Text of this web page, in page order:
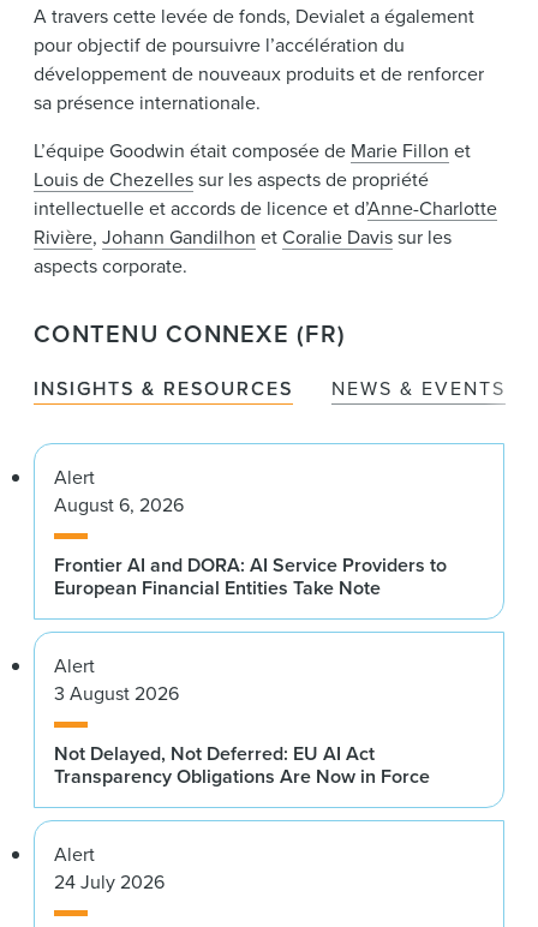
A travers cette levée de fonds, Devialet a également
pour objectif de poursuivre l’accélération du
développement de nouveaux produits et de renforcer
sa présence internationale.
L’équipe Goodwin était composée de Marie Fillon et
Louis de Chezellessur les aspects de propriété
intellectuelle et accords de licence et d’Anne-Charlotte
Rivière, Johann Gandilhon etCoralie Davissur les
aspects corporate.
CONTENU CONNEXE (FR)
INSIGHTS & RESOURCES NEWS & EVENTS
Alert
August 6, 2026
Frontier AI and DORA: AI Service Providers to
European Financial Entities Take Note
Alert
3 August 2026
Not Delayed, Not Deferred: EU AI Act
Transparency Obligations Are Now in Force
Alert
24 July 2026